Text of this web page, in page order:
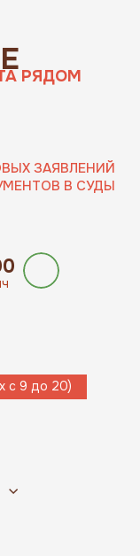
с 9 до 20)
ЗАЯВЛЕНИЙ
В СУДЫ
РЯДОМ